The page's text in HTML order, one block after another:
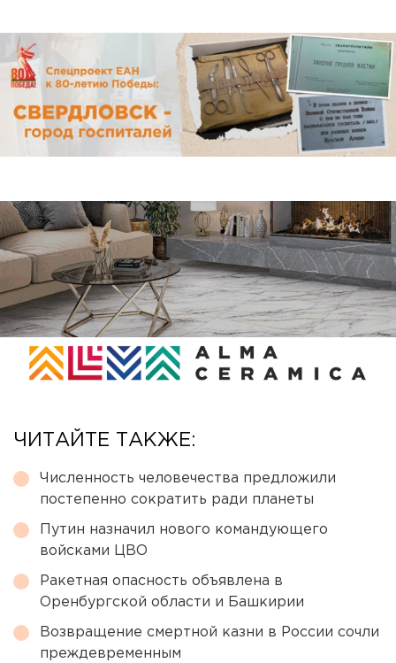
ЧИТАЙТЕ ТАКЖЕ:
Численность человечества предложили
постепенно сократить ради планеты
Путин назначил нового командующего
войсками ЦВО
Ракетная опасность объявлена в
Оренбургской области и Башкирии
Возвращение смертной казни в России сочли
преждевременным